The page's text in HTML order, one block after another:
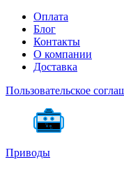
Оплата
Блог
Контакты
О компании
Доставка
Пользовательское
Приводы